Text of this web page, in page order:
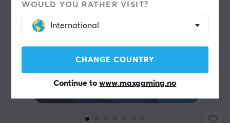
WOULD YOU RATHER VISIT?
International
CHANGE COUNTRY
Continue towww.maxgaming.no